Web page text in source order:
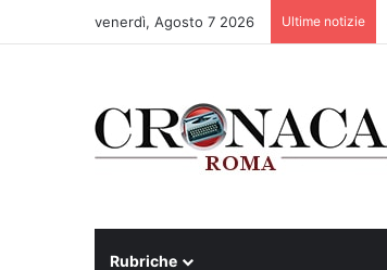
venerdì, Agosto 7 2026 Ultime notizie
Rubriche